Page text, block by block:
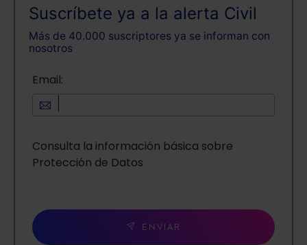
Suscríbete ya a la alerta Civil
Más de 40.000 suscriptores ya se informan con
nosotros
Email:
Consulta la información básica sobre
Protección de Datos
ENVIAR